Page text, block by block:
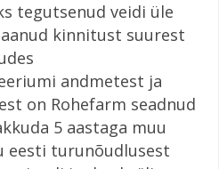
tegutsenud veidi üle
kinnitust suurest
andmetest ja
on Rohefarm seadnud
5 aastaga muu
eesti turunõudlusest